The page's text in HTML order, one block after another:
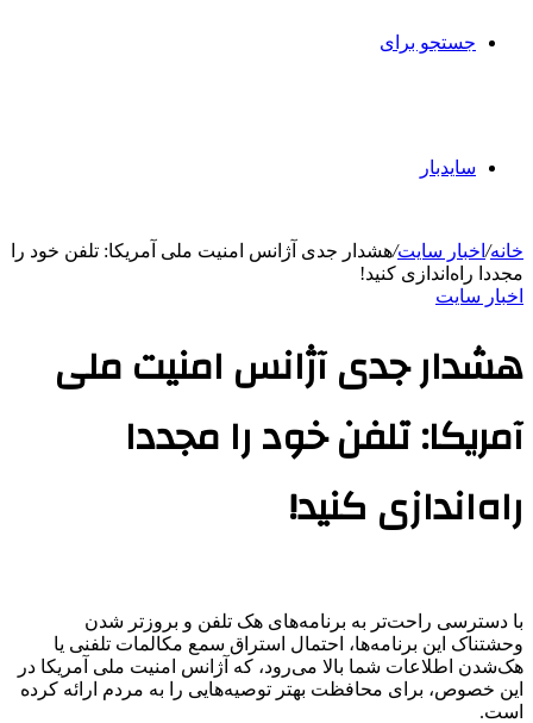
جستجو برای
سایدبار
خانه/ اخبار سایت/هشدار جدی آژانس امنیت ملی آمریکا: تلفن خود را
مجددا راه‌اندازی کنید!
اخبار سایت
هشدار جدی آژانس امنیت ملی
آمریکا: تلفن خود را مجددا
راه‌اندازی کنید!
با دسترسی راحت‌تر به برنامه‌های هک تلفن و بروزتر شدن
وحشتناک این برنامه‌ها، احتمال استراق سمع مکالمات تلفنی یا
هک‌شدن اطلاعات شما بالا می‌رود، که آژانس امنیت ملی آمریکا در
این خصوص، برای محافظت بهتر توصیه‌هایی را به مردم ارائه کرده
است.